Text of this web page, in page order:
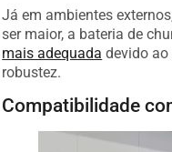
Já em ambientes
ser maior, a bateria de
mais adequada devido
robustez.
Compatibilidade